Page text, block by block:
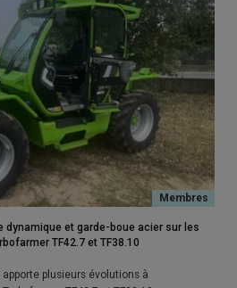
constructeurs européens
collaboration avec les fournisseurs
qualitéauxquelles les huiles doivent
une protection efficace desmoteurs.
Institute, est l’équivalent de
Deere ouCase IH
privilégient
autres constructeurs se réfèrent
distributeurs de fluides sont pour
de produire des huiles répondant à
API. Ces dernières évoluent
à trois ans, mais aussi selon la
dynamique et garde-boue acier sur les
TF42.7 et TF38.10
plusieurs évolutions à